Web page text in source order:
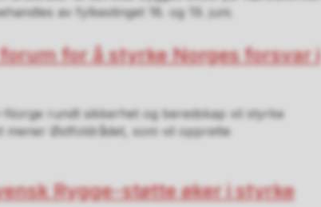
av fylkestinget 18. og 19. juni.
for å styrke Norges forsvar i
Norge rundt sikkerhet og beredskap vil styrke
mener Østfoldrådet, som vil opprette
Rygge-støtte øker i styrke